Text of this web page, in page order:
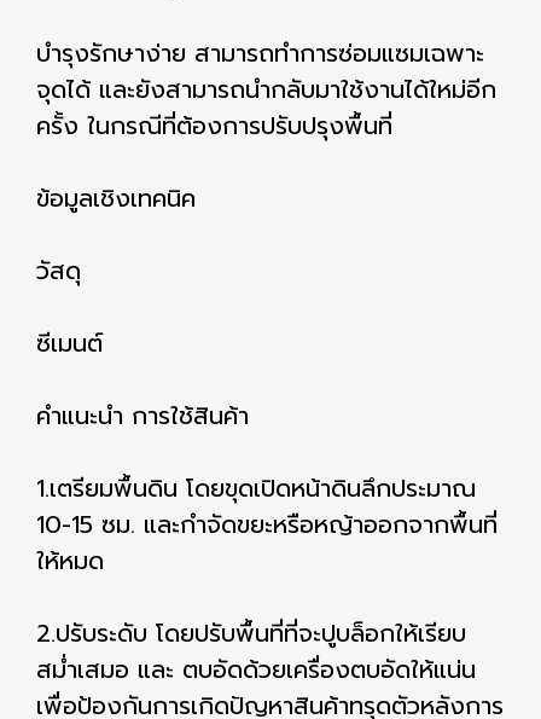
บำรุงรักษาง่าย สามารถทำการซ่อมแซมเฉพาะ
จุดได้ และยังสามารถนำกลับมาใช้งานได้ใหม่อีก
ครั้ง ในกรณีที่ต้องการปรับปรุงพื้นที่
ข้อมูลเชิงเทคนิค
วัสดุ
ซีเมนต์
คำแนะนำ การใช้สินค้า
1.เตรียมพื้นดิน โดยขุดเปิดหน้าดินลึกประมาณ
10-15 ซม. และกำจัดขยะหรือหญ้าออกจากพื้นที่
ให้หมด
2.ปรับระดับ โดยปรับพื้นที่ที่จะปูบล็อกให้เรียบ
สม่ำเสมอ และ ตบอัดด้วยเครื่องตบอัดให้แน่น
เพื่อป้องกันการเกิดปัญหาสินค้าทรุดตัวหลังการ